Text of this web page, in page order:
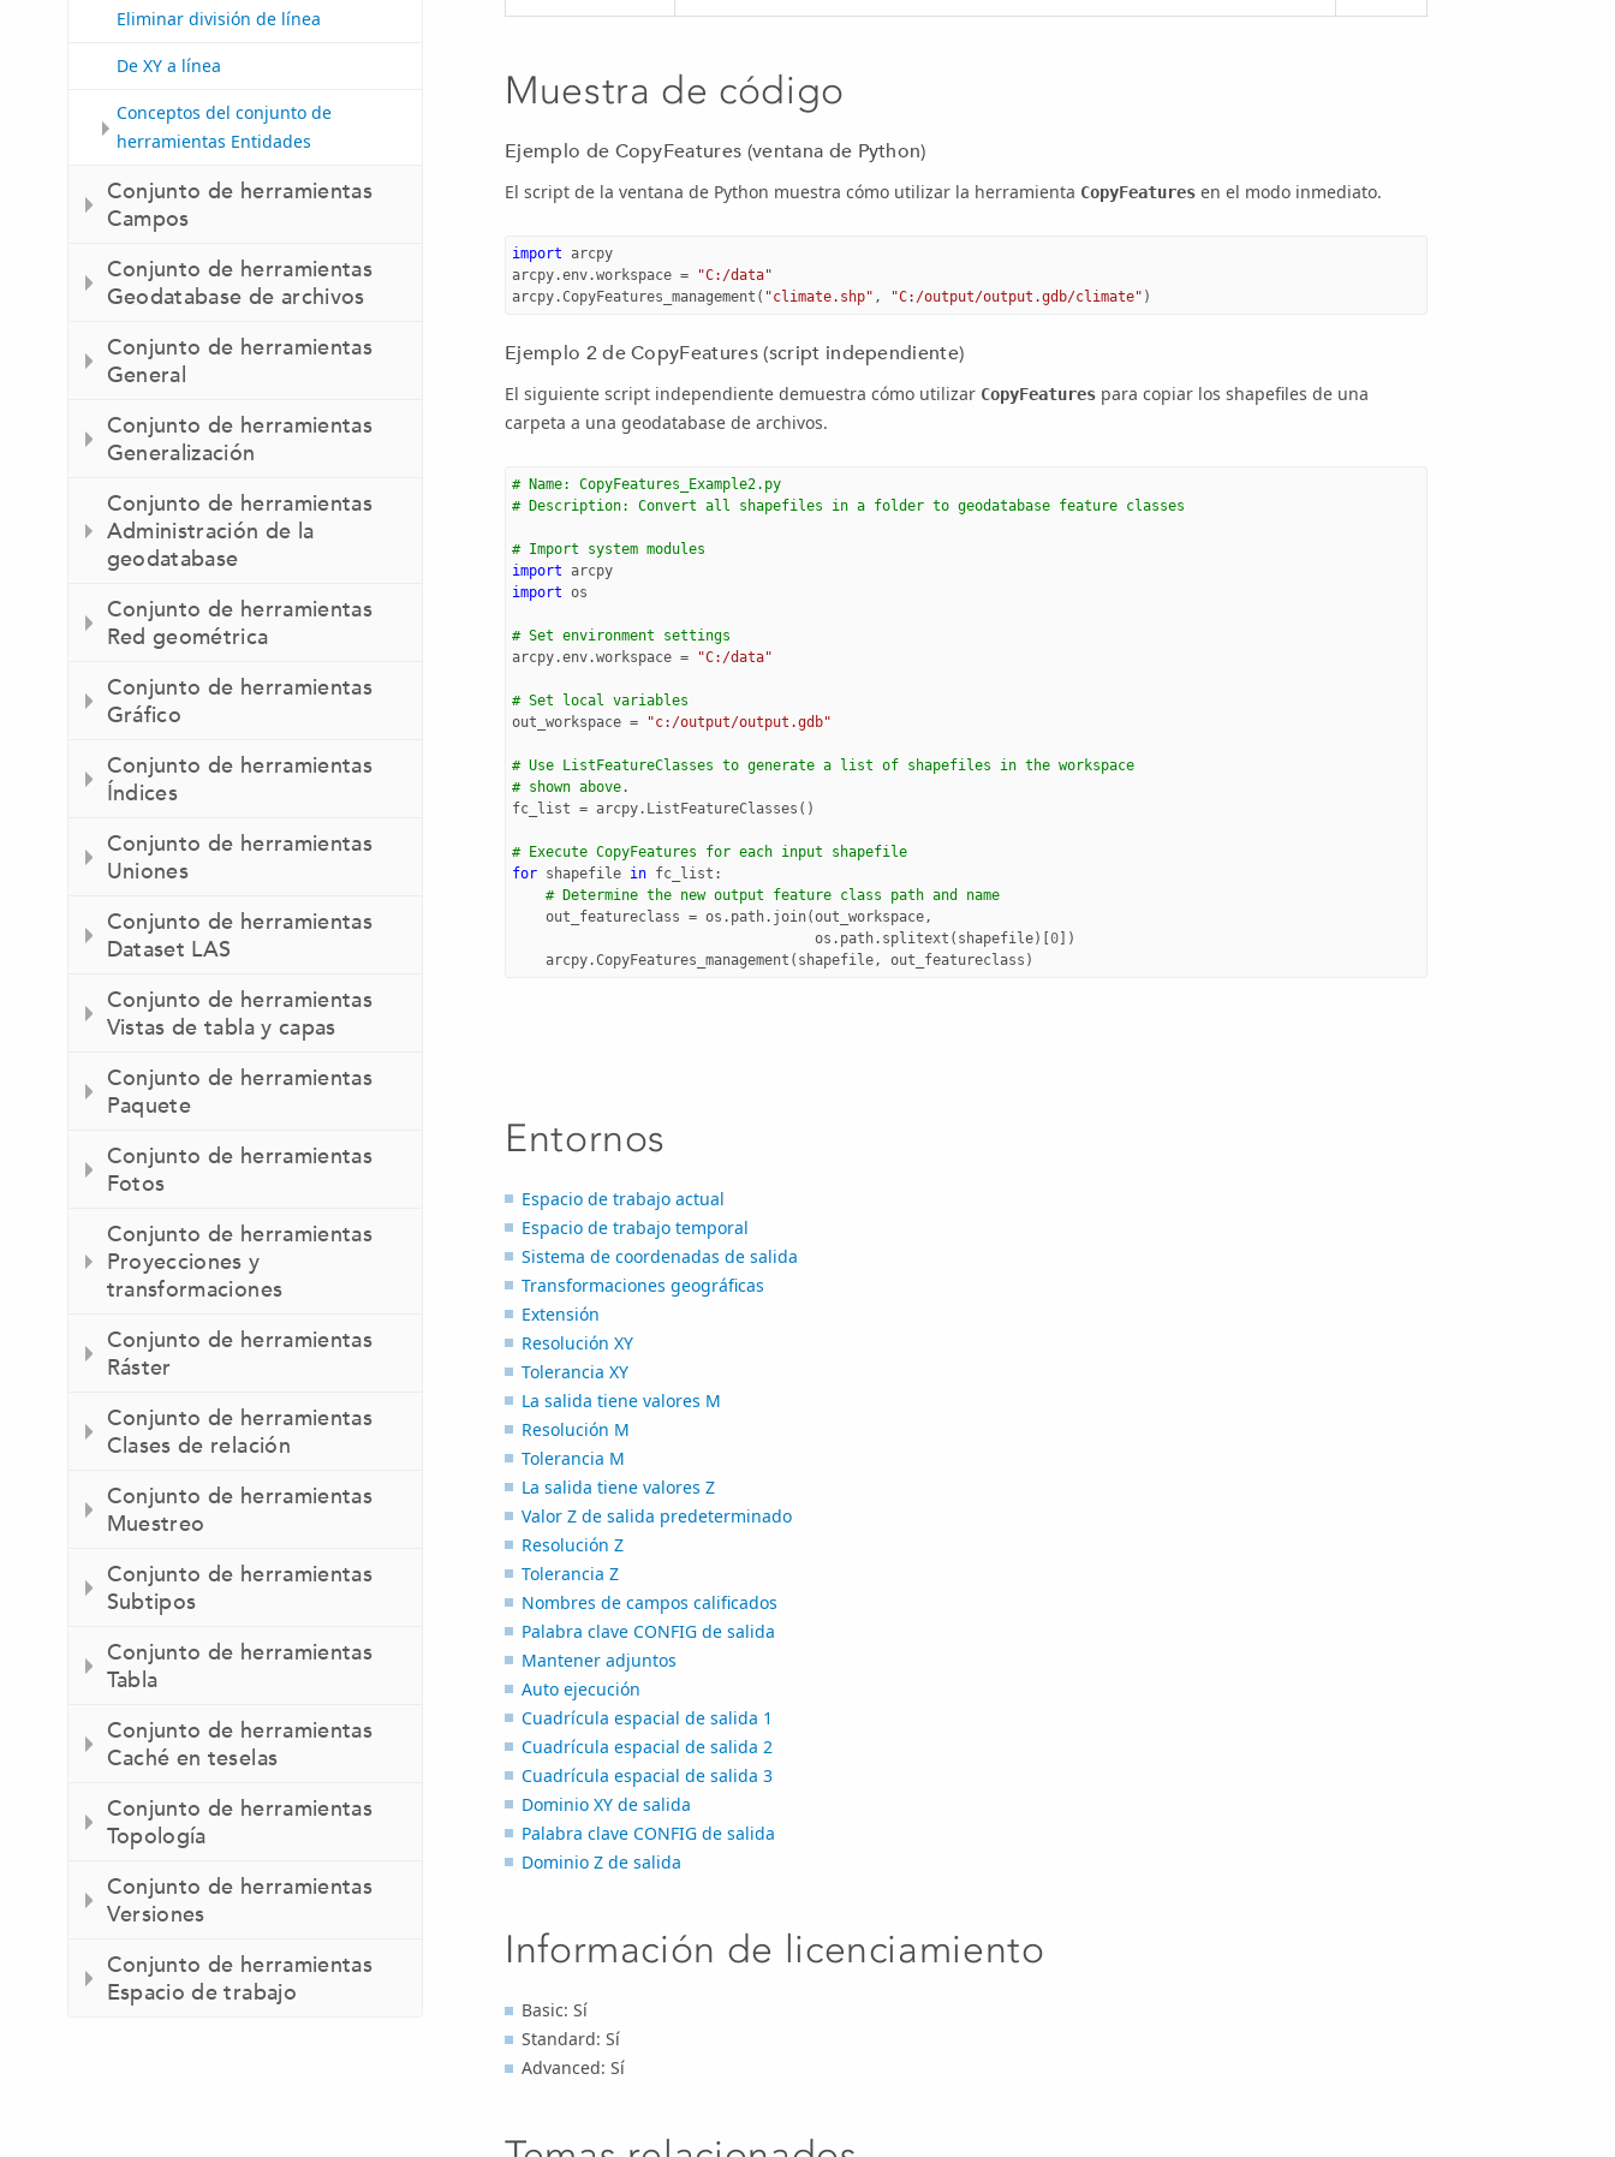
Eliminar división de línea
De XY a línea
Conceptos del conjunto de
herramientas Entidades
Conjunto de herramientas
Campos
Conjunto de herramientas
Geodatabase de archivos
Conjunto de herramientas
General
Conjunto de herramientas
Generalización
Conjunto de herramientas
Administración de la
geodatabase
Conjunto de herramientas
Red geométrica
Conjunto de herramientas
Gráfico
Conjunto de herramientas
Índices
Conjunto de herramientas
Uniones
Conjunto de herramientas
Dataset LAS
Conjunto de herramientas
Vistas de tabla y capas
Conjunto de herramientas
Paquete
Conjunto de herramientas
Fotos
Conjunto de herramientas
Proyecciones y
transformaciones
Conjunto de herramientas
Ráster
Conjunto de herramientas
Clases de relación
Conjunto de herramientas
Muestreo
Conjunto de herramientas
Subtipos
Conjunto de herramientas
Tabla
Conjunto de herramientas
Caché en teselas
Conjunto de herramientas
Topología
Conjunto de herramientas
Versiones
Conjunto de herramientas
Espacio de trabajo
Muestra de código
Ejemplo de CopyFeatures (ventana de Python)
El script de la ventana de Python muestra cómo utilizar la herramienta CopyFeatures en el modo inmediato.
import arcpy
arcpy.env.workspace =
"C:/data"
arcpy.CopyFeatures_management ( "climate.shp" , "C:/output/output.gdb/climate" )
Ejemplo 2 de CopyFeatures (script independiente)
El siguiente script independiente demuestra cómo utilizar CopyFeatures para copiar los shapefiles de una
carpeta a una geodatabase de archivos.
# Name: CopyFeatures_Example2.py
# Description: Convert all shapefiles in a folder to geodatabase feature classes
# Import system modules
import arcpy
import os
# Set environment settings
arcpy.env.workspace = "C:/data"
# Set local variables
out_workspace = "c:/output/output.gdb"
# Use ListFeatureClasses to generate a list of shapefiles in the workspace
# shown above.
fc_list = arcpy. ListFeatureClasses ()
# Execute CopyFeatures for each input shapefile
for shapefile in fc_list :
# Determine the new output feature class path and name
out_featureclass = os . path. join(out_workspace,
os . path. splitext ( shapefile)[ 0 ])
arcpy.CopyFeatures_management ( shapefile, out_featureclass )
Entornos
Espacio de trabajo actual
Espacio de trabajo temporal
Sistema de coordenadas de salida
Transformaciones geográficas
Extensión
Resolución XY
Tolerancia XY
La salida tiene valores M
Resolución M
Tolerancia M
La salida tiene valores Z
Valor Z de salida predeterminado
Resolución Z
Tolerancia Z
Nombres de campos calificados
Palabra clave CONFIG de salida
Mantener adjuntos
Auto ejecución
Cuadrícula espacial de salida 1
Cuadrícula espacial de salida 2
Cuadrícula espacial de salida 3
Dominio XY de salida
Palabra clave CONFIG de salida
Dominio Z de salida
Información de licenciamiento
Basic: Sí
Standard: Sí
Advanced: Sí